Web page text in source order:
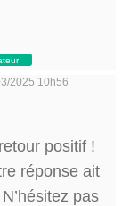
2025 10h56
positif !
réponse ait
pas